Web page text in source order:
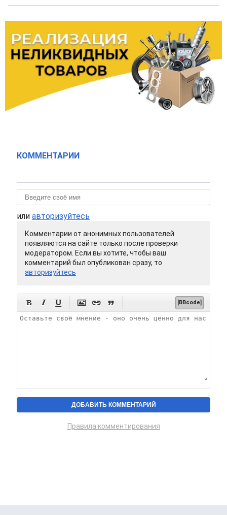
КОММЕНТАРИИ
или авторизуйтесь
Комментарии от анонимных пользователей
появляются на сайте только после проверки
модератором. Если вы хотите, чтобы ваш
комментарий был опубликован сразу, то
авторизуйтесь
      [BBcode]
Правила комментирования